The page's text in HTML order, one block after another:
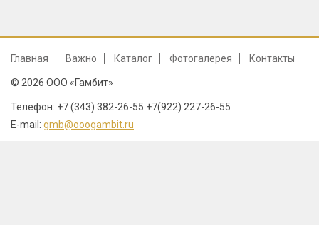
Главная Важно Каталог Фотогалерея Контакты
© 2026 ООО «Гамбит»
Телефон: +7 (343) 382-26-55 +7(922) 227-26-55
E-mail: gmb@ooogambit.ru